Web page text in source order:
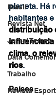
Brasil
Revista Net
Jornal Tempo
Data
Trabalho
Revista
planeta. Há
habitantes
distribuição
clima, o
rios.
Países